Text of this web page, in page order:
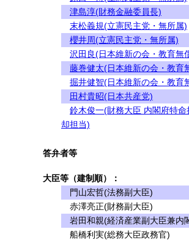
津島淳(財務金融委員長)
末松義規(立憲民主党・無所属)
櫻井周(立憲民主党・無所属)
沢田良(日本維新の会・教育無
藤巻健太(日本維新の会・教育
掘井健智(日本維新の会・教育
田村貴昭(日本共産党)
鈴木俊一(財務大臣 内閣府特
却担当)
答弁者等
大臣等（建制順）：
門山宏哲(法務副大臣)
赤澤亮正(財務副大臣)
岩田和親(経済産業副大臣兼内
船橋利実(総務大臣政務官)